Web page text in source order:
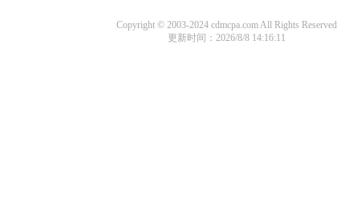
Copyright © 2003-2024 cdmcpa.com All Rights Reserved
更新时间：2026/8/8 14:16:11